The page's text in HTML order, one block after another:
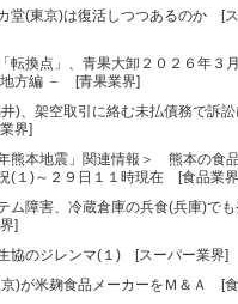
堂(東京)は復活しつつあるのか [
転換点」、青果大卸２０２６年３月
方編 － [青果業界]
)、架空取引に絡む未払債務で訴訟
界]
熊本地震」関連情報＞ 熊本の食
(１)～２９日１１時現在 [食品業
ム障害、冷蔵倉庫の兵食(兵庫)でも
]
協のジレンマ(１) [スーパー業界]
京)が米麹食品メーカーをＭ＆Ａ [